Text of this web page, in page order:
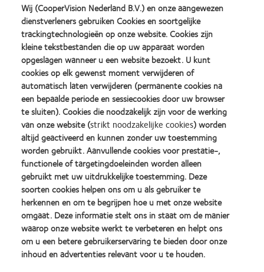
Klantnummer
Adres
E-mailadres
Postcode
Woonplaats
Uw Business Development Manager
Wij (CooperVision Nederland B.V.) en onze aangewezen
dienstverleners gebruiken Cookies en soortgelijke
trackingtechnologieën op onze website. Cookies zijn
kleine tekstbestanden die op uw apparaat worden
opgeslagen wanneer u een website bezoekt. U kunt
cookies op elk gewenst moment verwijderen of
automatisch laten verwijderen (permanente cookies na
een bepaalde periode en sessiecookies door uw browser
te sluiten). Cookies die noodzakelijk zijn voor de werking
van onze website (strikt noodzakelijke cookies) worden
altijd geactiveerd en kunnen zonder uw toestemming
worden gebruikt. Aanvullende cookies voor prestatie-,
functionele of targetingdoeleinden worden alleen
gebruikt met uw uitdrukkelijke toestemming. Deze
soorten cookies helpen ons om u als gebruiker te
herkennen en om te begrijpen hoe u met onze website
omgaat. Deze informatie stelt ons in staat om de manier
waarop onze website werkt te verbeteren en helpt ons
om u een betere gebruikerservaring te bieden door onze
inhoud en advertenties relevant voor u te houden.